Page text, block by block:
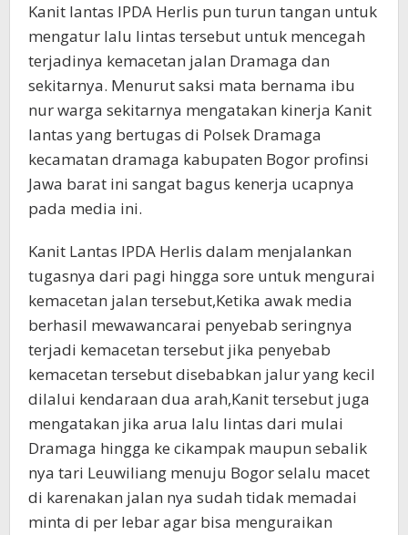
Kanit lantas IPDA Herlis pun turun tangan untuk
mengatur lalu lintas tersebut untuk mencegah
terjadinya kemacetan jalan Dramaga dan
sekitarnya. Menurut saksi mata bernama ibu
nur warga sekitarnya mengatakan kinerja Kanit
lantas yang bertugas di Polsek Dramaga
kecamatan dramaga kabupaten Bogor profinsi
Jawa barat ini sangat bagus kenerja ucapnya
pada media ini.
Kanit Lantas IPDA Herlis dalam menjalankan
tugasnya dari pagi hingga sore untuk mengurai
kemacetan jalan tersebut,Ketika awak media
berhasil mewawancarai penyebab seringnya
terjadi kemacetan tersebut jika penyebab
kemacetan tersebut disebabkan jalur yang kecil
dilalui kendaraan dua arah,Kanit tersebut juga
mengatakan jika arua lalu lintas dari mulai
Dramaga hingga ke cikampak maupun sebalik
nya tari Leuwiliang menuju Bogor selalu macet
di karenakan jalan nya sudah tidak memadai
minta di per lebar agar bisa menguraikan